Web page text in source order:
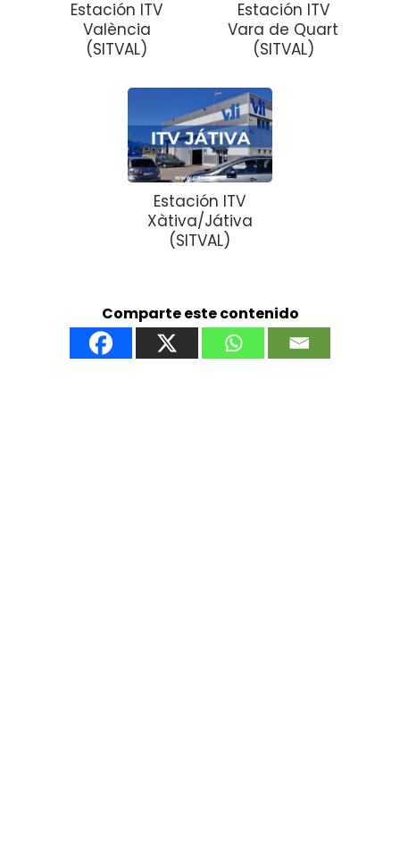
Estación ITV
València
(SITVAL)
Estación ITV
Vara de Quart
(SITVAL)
Estación ITV
Xàtiva/Játiva
(SITVAL)
Comparte este contenido